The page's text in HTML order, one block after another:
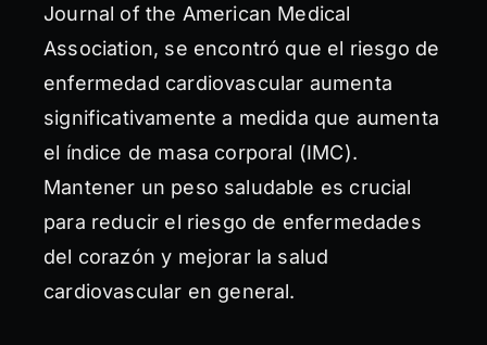
Journal of the American Medical
Association, se encontró que el riesgo de
enfermedad cardiovascular aumenta
significativamente a medida que aumenta
el índice de masa corporal (IMC).
Mantener un peso saludable es crucial
para reducir el riesgo de enfermedades
del corazón y mejorar la salud
cardiovascular en general.